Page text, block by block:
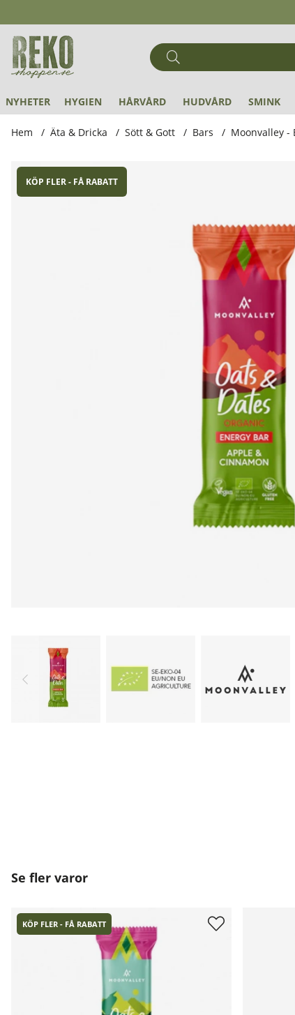
NYHETER HYGIEN HÅRVÅRD HUDVÅRD SMINK
Hem Äta & Dricka Sött & Gott Bars Moonvalley -
KÖP FLER - FÅ RABATT
Produktbilder Moonvalley - Ekologisk Oats & Dates
Se fler varor
KÖP FLER - FÅ RABATT